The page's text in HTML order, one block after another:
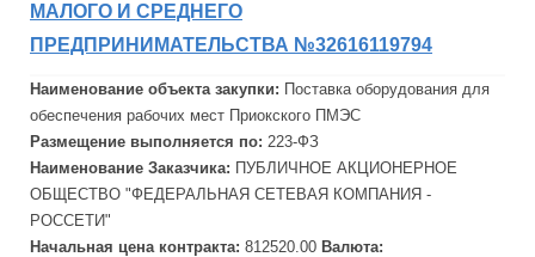
МАЛОГО И СРЕДНЕГО
ПРЕДПРИНИМАТЕЛЬСТВА №32616119794
Наименование объекта закупки: Поставка оборудования для
обеспечения рабочих мест Приокского ПМЭС
Размещение выполняется по: 223-ФЗ
Наименование Заказчика: ПУБЛИЧНОЕ АКЦИОНЕРНОЕ
ОБЩЕСТВО "ФЕДЕРАЛЬНАЯ СЕТЕВАЯ КОМПАНИЯ -
РОССЕТИ"
Начальная цена контракта: 812520.00 Валюта: